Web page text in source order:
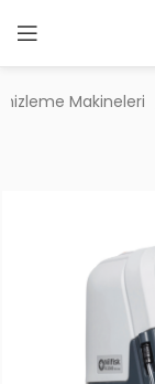
Makineleri